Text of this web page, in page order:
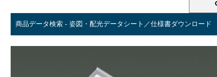
商品データ検索 - 姿図・配光データシート／仕様書ダウンロード